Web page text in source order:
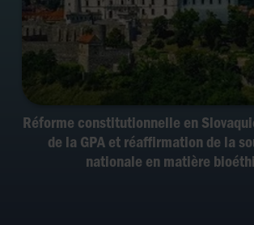
Réforme constitutionnelle en
de la GPA et réaffirmation de la
nationale en matière